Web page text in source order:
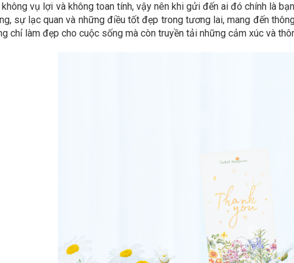
vụ lợi và không toan tính, vậy nên khi gửi đến ai đó chính là
sự lạc quan và những điều tốt đẹp trong tương lai, mang đến
chỉ làm đẹp cho cuộc sống mà còn truyền tải những cảm xúc và